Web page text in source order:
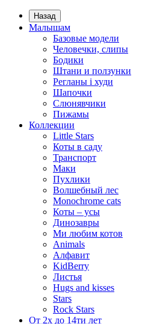
Назад
Малышам
Базовые модели
Человечки, слипы
Бодики
Штани и ползунки
Регланы і худи
Шапочки
Слюнявчики
Пижамы
Коллекции
Little Stars
Коты в саду
Транспорт
Маки
Пухлики
Волшебный лес
Monochrome cats
Коты – усы
Динозавры
Ми любим котов
Animals
Алфавит
KidBerry
Листья
Hugs and kisses
Stars
Rock Stars
От 2х до 14ти лет